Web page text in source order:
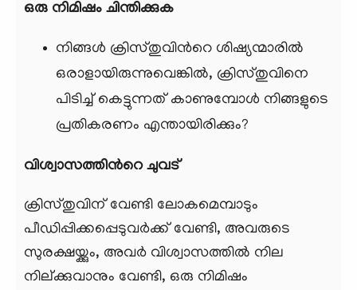
ഒരു നിമിഷം ചിന്തിക്കുക
നിങ്ങള്‍ ക്രിസ്തുവിന്‍റെ ശിഷ്യന്മാരില്‍
ഒരാളായിരുന്നുവെങ്കില്‍, ക്രിസ്തുവിനെ
പിടിച്ച് കെട്ടുന്നത് കാണുമ്പോള്‍ നിങ്ങളുടെ
പ്രതികരണം എന്തായിരിക്കും?
വിശ്വാസത്തിന്‍റെ ചുവട്
ക്രിസ്തുവിന് വേണ്ടി ലോകമെമ്പാടും
പീഡിപ്പിക്കപ്പെടുവര്‍ക്ക് വേണ്ടി, അവരുടെ
സുരക്ഷയ്ക്കും, അവര്‍ വിശ്വാസത്തില്‍ നില
നില്ക്കുവാനും വേണ്ടി, ഒരു നിമിഷം